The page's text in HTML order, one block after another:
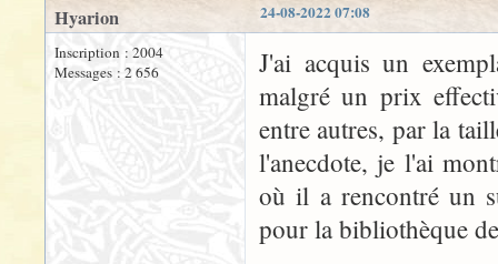
24-08-2022 07:08
Hyarion
Inscription : 2004
Messages : 2 656
J'ai acquis un
malgré un prix
entre autres, par la
l'anecdote, je l'ai
où il a rencontré un
pour la bibliothèque